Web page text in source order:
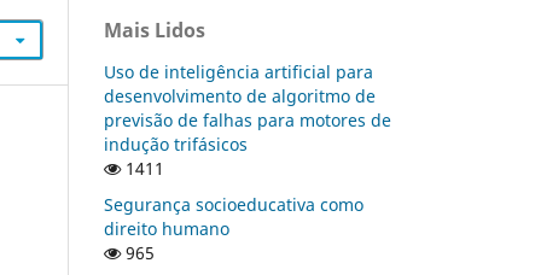
Mais Lidos
Uso de inteligência artificial para
desenvolvimento de algoritmo de
previsão de falhas para motores de
indução trifásicos
1411
Segurança socioeducativa como
direito humano
965